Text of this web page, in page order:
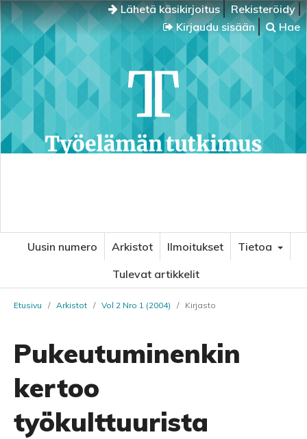
Lähetä käsikirjoitus
Rekisteröidy
Kirjaudu sisään
Hae
Uusin numero Arkistot Ilmoitukset
Tietoa
Tulevat artikkelit
Etusivu / Arkistot / Vol 2 Nro 1 (2004) / Kirjasto
Pukeutuminenkin
kertoo
työkulttuurista